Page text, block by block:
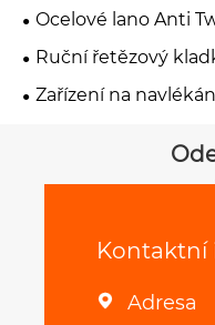
Ocelové lano Anti
Ruční řetězový
Zařízení na
Kontaktní
 Adresa